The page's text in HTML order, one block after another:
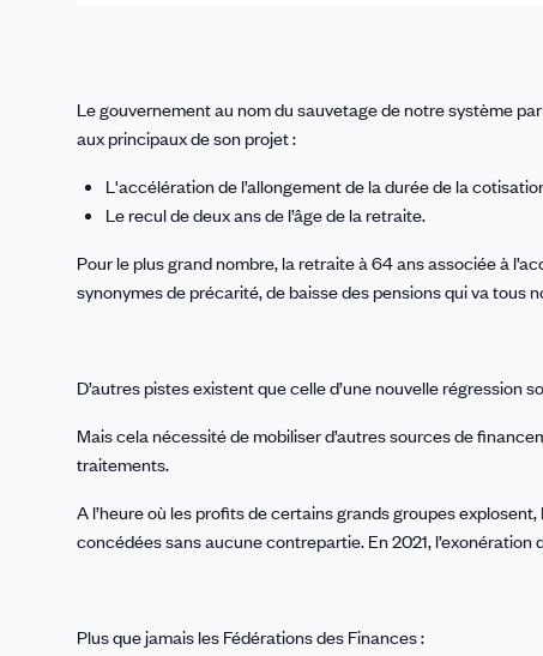
Le gouvernement au nom du sauvetage de notre système
aux principaux de son projet :
L'accélération de l’allongement de la durée de la
Le recul de deux ans de l’âge de la retraite.
Pour le plus grand nombre, la retraite à 64 ans associée à
synonymes de précarité, de baisse des pensions qui va tous
D’autres pistes existent que celle d’une nouvelle régression
Mais cela nécessité de mobiliser d’autres sources de
traitements.
A l’heure où les profits de certains grands groupes
concédées sans aucune contrepartie. En 2021, l’exonération
Plus que jamais les Fédérations des Finances :